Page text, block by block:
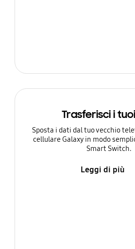
Trasferisci i
Sposta i dati dal tuo vecchio
cellulare Galaxy in modo
Smart Switch.
Leggi di più